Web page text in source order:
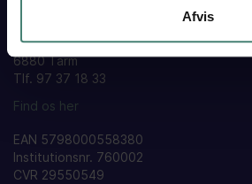
Afvis
Skolegade 15
6880 Tarm
Tlf. 97 37 18 33
Find os her
EAN 5798000558380
Institutionsnr. 760002
CVR 29550549